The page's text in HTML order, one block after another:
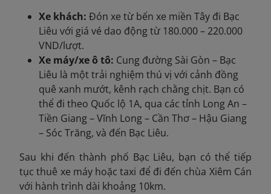
Xe khách: Đón xe từ bến xe miền Tây đi Bạc
Liêu với giá vé dao động từ 180.000 – 220.000
VND/lượt.
Xe máy/xe ô tô: Cung đường Sài Gòn – Bạc
Liêu là một trải nghiệm thú vị với cảnh đồng
quê xanh mướt, kênh rạch chằng chịt. Bạn có
thể đi theo Quốc lộ 1A, qua các tỉnh Long An –
Tiền Giang – Vĩnh Long – Cần Thơ – Hậu Giang
– Sóc Trăng, và đến Bạc Liêu.
Sau khi đến thành phố Bạc Liêu, bạn có thể tiếp
tục thuê xe máy hoặc taxi để đi đến chùa Xiêm Cán
với hành trình dài khoảng 10km.